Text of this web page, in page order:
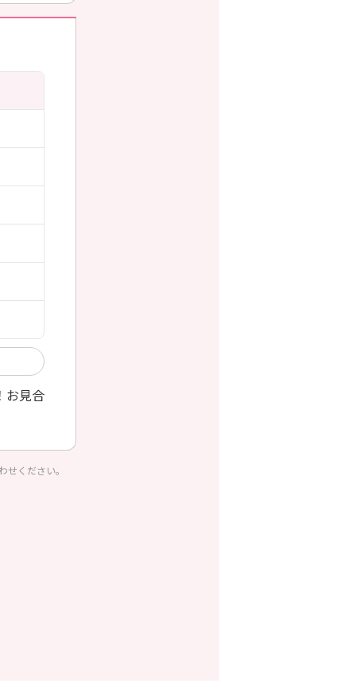
お見合
ください。